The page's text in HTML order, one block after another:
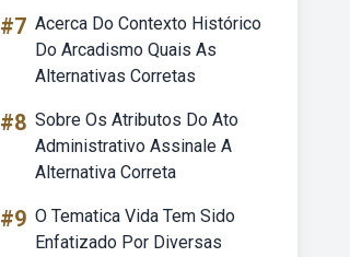
#7 Acerca Do Contexto Histórico
Do Arcadismo Quais As
Alternativas Corretas
#8 Sobre Os Atributos Do Ato
Administrativo Assinale A
Alternativa Correta
#9 O Tematica Vida Tem Sido
Enfatizado Por Diversas